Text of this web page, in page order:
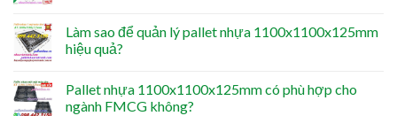
Làm sao để quản lý pallet nhựa 1100x1100x125mm
hiệu quả?
Pallet nhựa 1100x1100x125mm có phù hợp cho
ngành FMCG không?